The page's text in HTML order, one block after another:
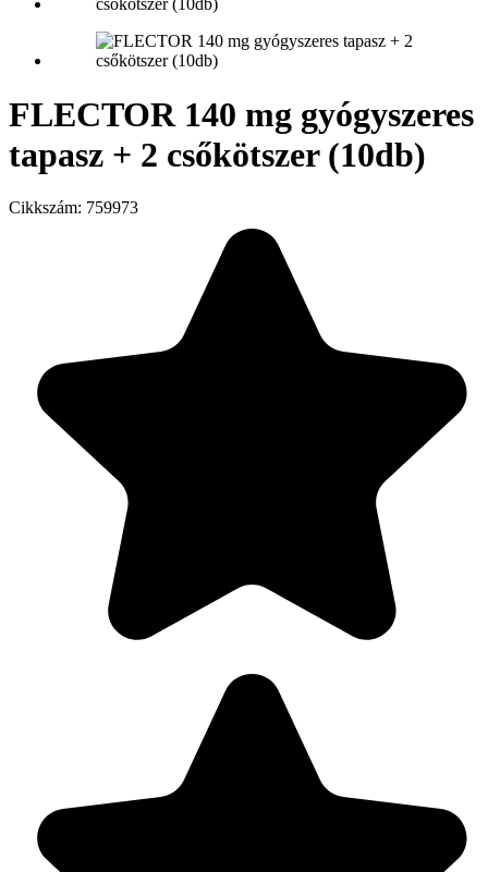
FLECTOR 140 mg gyógyszeres
tapasz + 2 csőkötszer (10db)
Cikkszám: 759973